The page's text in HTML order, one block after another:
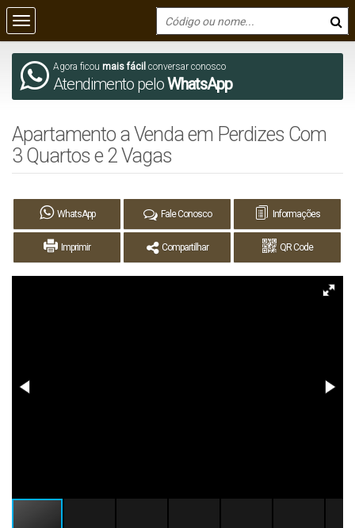
Agora ficou mais fácil conversar conosco
Atendimento peloWhatsApp
Apartamento a Venda em Perdizes Com
3 Quartos e 2 Vagas
WhatsApp Fale Conosco Informações
Imprimir Compartilhar QR Code